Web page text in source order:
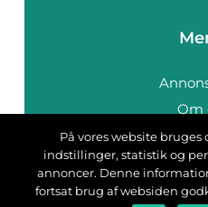
Om
På vores website
indstillinger, statistik og
annoncer. Denne
fortsat brug af websiden